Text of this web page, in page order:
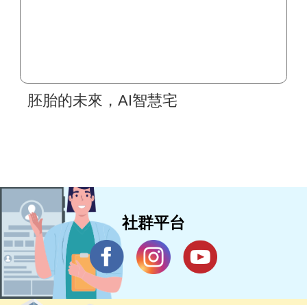
胚胎的未來，AI智慧宅
社群平台